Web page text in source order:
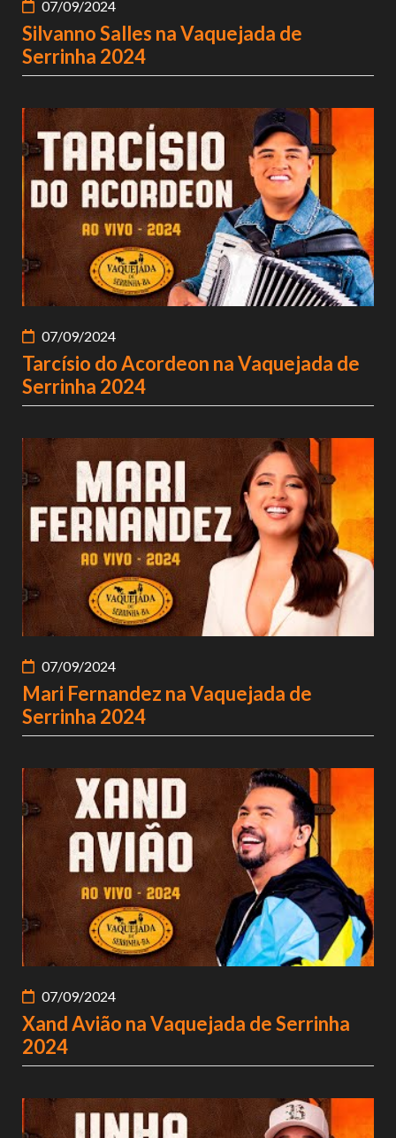
07/09/2024
Silvanno Salles na Vaquejada de
Serrinha 2024
07/09/2024
Tarcísio do Acordeon na Vaquejada de
Serrinha 2024
07/09/2024
Mari Fernandez na Vaquejada de
Serrinha 2024
07/09/2024
Xand Avião na Vaquejada de Serrinha
2024